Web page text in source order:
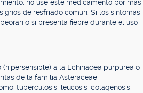
no use este medicamento por más
de resfriado común. Si los síntomas
o si presenta fiebre durante el uso
a la Echinacea purpurea o
de la familia Asteraceae
tuberculosis, leucosis, colaqenosis,